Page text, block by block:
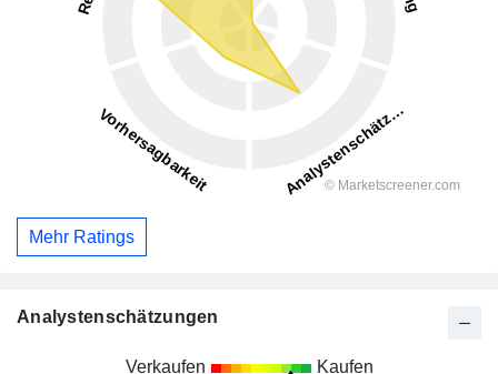
Mehr Ratings
Analystenschätzungen
Verkaufen Kaufen